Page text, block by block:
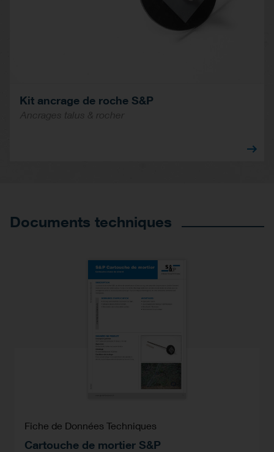
Kit ancrage de roche S&P
Ancrages talus & rocher
Documents techniques
Fiche de Données Techniques
Cartouche de mortier S&P